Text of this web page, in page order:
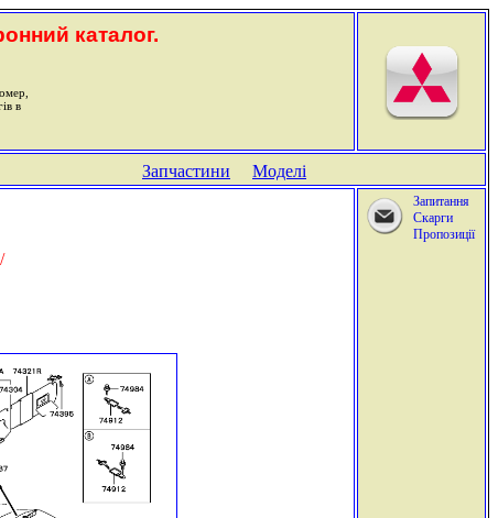
каталог.
в
Запчастини Моделі
Запитання
Скарги
Пропозиції